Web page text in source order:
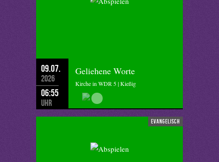
09.07.
2026
06:55
Uhr
Geliehene Worte
Kirche in WDR 5 | Kießig
evangelisch